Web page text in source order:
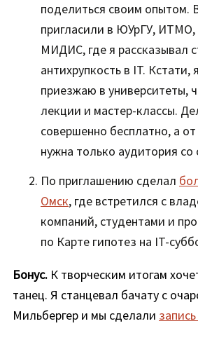
поделиться своим опытом.
пригласили в ЮУрГУ,
МИДИС, где я рассказывал
антихрупкость в IT. Кстати,
приезжаю в университеты,
лекции и мастер-классы.
совершенно бесплатно, а
нужна только аудитория со
По приглашению сделал
Омск, где встретился с
компаний, студентами и
по Карте гипотез на IT-
Бонус. К творческим итогам
танец. Я станцевал бачату с
Мильбергер и мы сделали